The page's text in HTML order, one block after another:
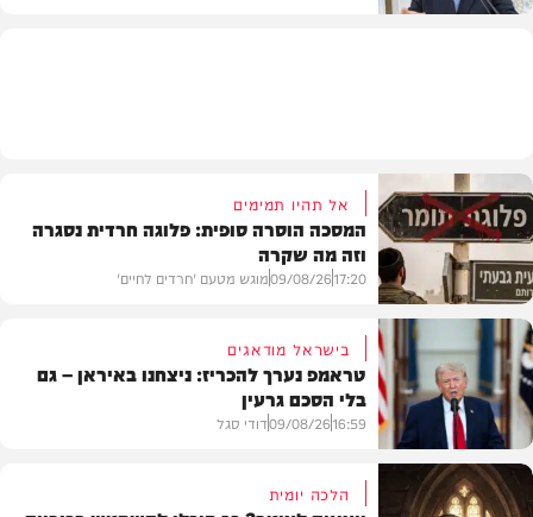
דעות
אל תהיו תמימים
המסכה הוסרה סופית: פלוגה חרדית נסגרה
וזה מה שקרה
17:20
09/08/26מוגש מטעם 'חרדים לחיים'
בישראל מודאגים
טראמפ נערך להכריז: ניצחנו באיראן – גם
בלי הסכם גרעין
16:59
09/08/26דודי סגל
הלכה יומית